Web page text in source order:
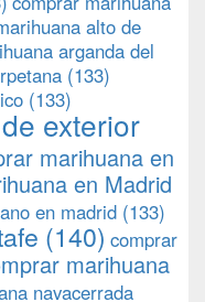
alto de
arganda del
(133)
(133)
exterior
marihuana en
en Madrid
en madrid (133)
(140) comprar
marihuana
navacerrada